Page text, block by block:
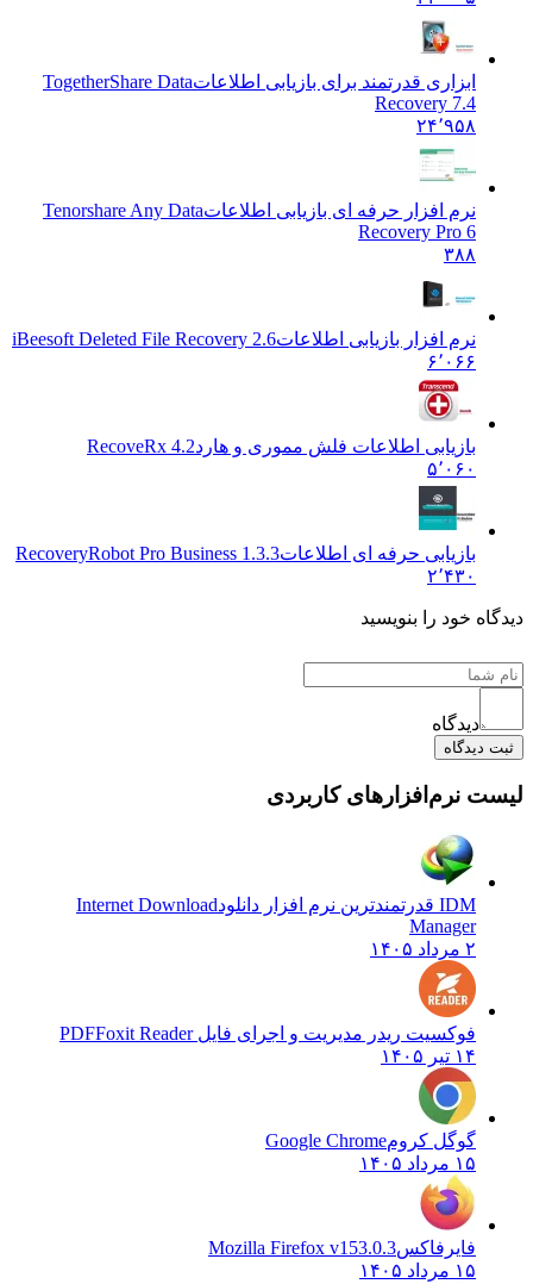
ابزاری قدرتمند برای بازیابی اطلاعاتTogetherShare Data
Recovery 7.4
۲۴٬۹۵۸
نرم افزار حرفه ای بازیابی اطلاعاتTenorshare Any Data
Recovery Pro 6
نرم افزار بازیابی اطلاعاتiBeesoft Deleted File Recovery 2.6
بازیابی اطلاعات فلش مموری و هارد RecoveRx 4.2
بازیابی حرفه ای اطلاعاتRecoveryRobot Pro Business 1.3.3
خود را بنویسید
دیدگاه
نرم‌افزارهای کاربردی
Internet Download
Manager
فوکسیت ریدر مدیریت و اجرای فایل PDFFoxit Reader
گوگل کروم Google Chrome
فایرفاکس Mozilla Firefox v153.0.3